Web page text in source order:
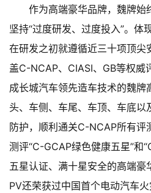
作为高端豪华品牌，魏牌始
坚持“过度研发、过度投入”。体
在研发之初就遵循近三十项顶尖
盖C-NCAP、CIASI、GB等权威
成长城汽车领先造车技术的魏牌
头、车侧、车尾、车顶、车底以
防护，顺利通关C-NCAP所有评
测评“C-GCAP绿色健康五星”和
五星认证、满十星安全的高端
PV还荣获过中国首个电动汽车